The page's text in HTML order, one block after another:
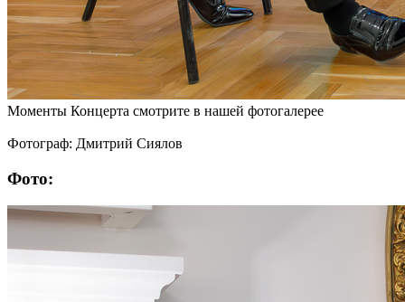
Моменты Концерта смотрите в нашей фотогалерее
Фотограф: Дмитрий Сиялов
Фото: